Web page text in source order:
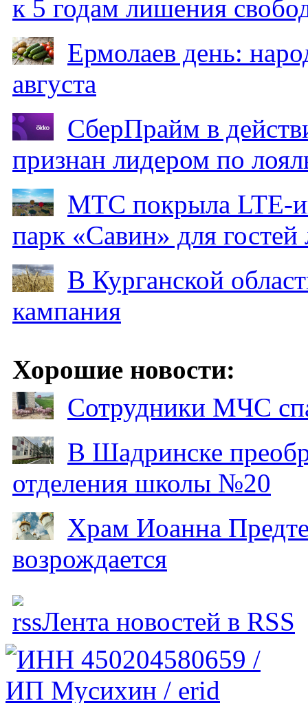
к 5 годам лишения
Ермолаев день:
августа
СберПрайм в
признан лидером по
МТС покрыла LTE-
парк «Савин» для гостей
В Курганской
кампания
Хорошие новости:
Сотрудники МЧС
В Шадринске
отделения школы №20
Храм Иоанна
возрождается
Лента новостей в RSS